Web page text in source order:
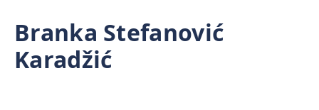
Branka Stefanović
Karadžić